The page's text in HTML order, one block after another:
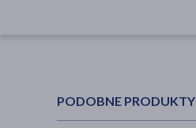
PODOBNE PRODUKTY